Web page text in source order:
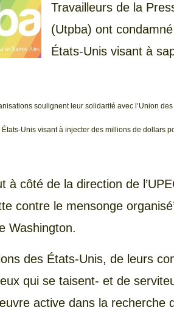
Travailleurs de la
(Utpba) ont
États-Unis visant à
soulignent leur solidarité avec l’Union
Unis visant à injecter des millions de dollars
à côté de la direction de
contre le mensonge
Washington.
des États-Unis, de leurs
qui se taisent- et de
active dans la recherche